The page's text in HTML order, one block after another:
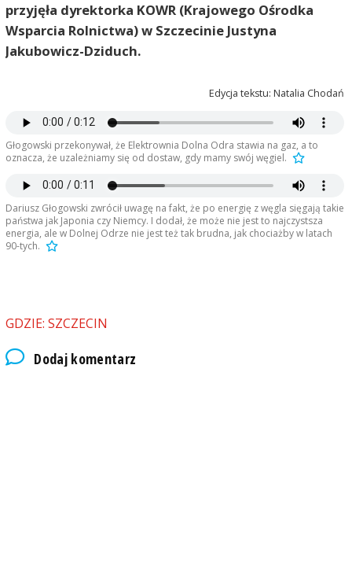
przyjęła dyrektorka KOWR (Krajowego Ośrodka
Wsparcia Rolnictwa) w Szczecinie Justyna
Jakubowicz-Dziduch.
Edycja tekstu: Natalia Chodań
Głogowski przekonywał, że Elektrownia Dolna Odra stawia na gaz, a to
oznacza, że uzależniamy się od dostaw, gdy mamy swój węgiel.
Dariusz Głogowski zwrócił uwagę na fakt, że po energię z węgla sięgają takie
państwa jak Japonia czy Niemcy. I dodał, że może nie jest to najczystsza
energia, ale w Dolnej Odrze nie jest też tak brudna, jak chociażby w latach
90-tych.
GDZIE: SZCZECIN
Dodaj komentarz